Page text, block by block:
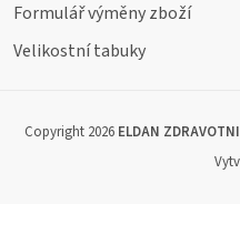
Formulář výměny zboží
Velikostní tabuky
Copyright 2026 ELDAN